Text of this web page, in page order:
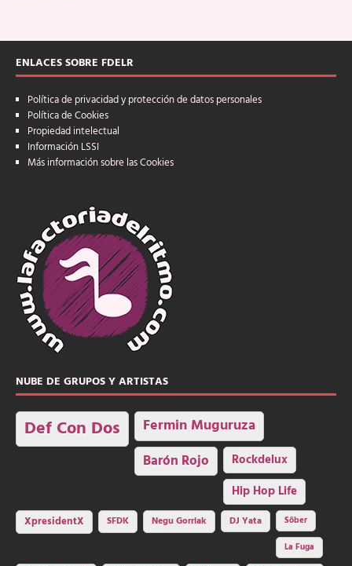
ENLACES SOBRE FDELR
Política de privacidad y protección de datos personales
Política de Cookies
Propiedad intelectual
Información LSSI
Más información sobre las Cookies
NUBE DE GRUPOS Y ARTISTAS
Def Con Dos Fermin Muguruza
Barón Rojo Rockdelux
Hip Hop Life
XpresidentX SFDK Negu Gorriak DJ Yata
Sôber
La Fuga